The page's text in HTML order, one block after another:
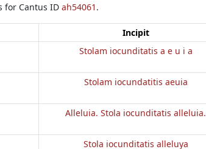
for Cantus ID ah54061 .
Incipit
Stolam iocunditatis a e u i a
Stolam iocundatitis aeuia
Alleluia. Stola iocunditatis alleluia.
Stola iocunditatis alleluya